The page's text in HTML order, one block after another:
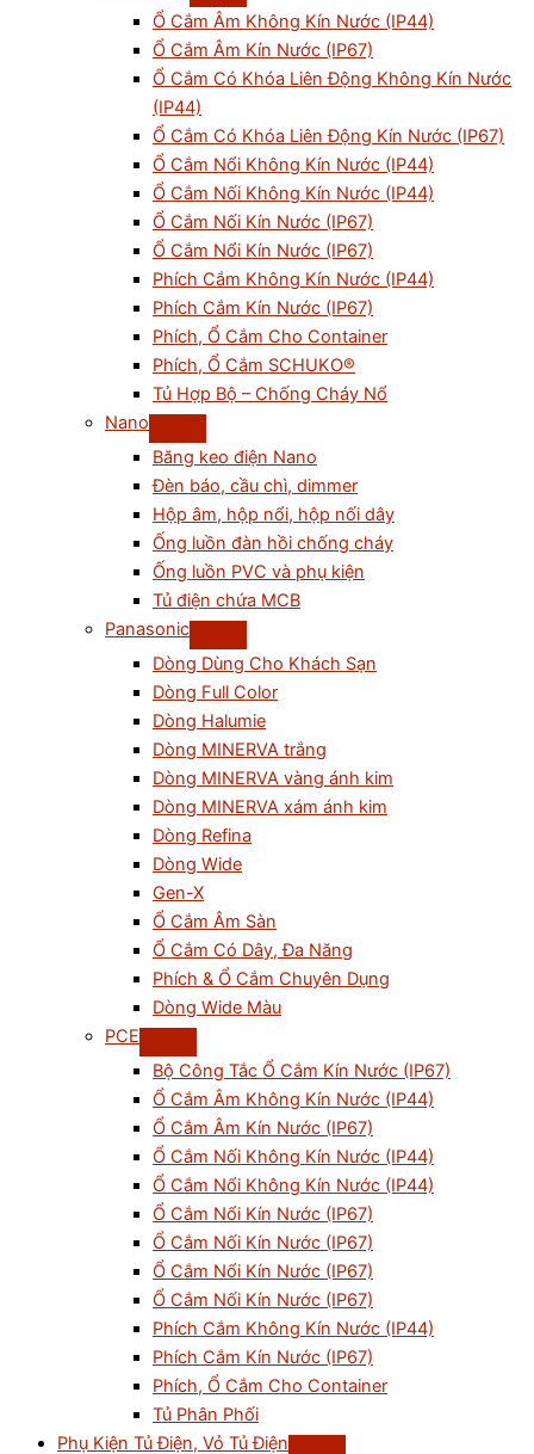
Ổ Cắm Âm Không Kín Nước (IP44)
Ổ Cắm Âm Kín Nước (IP67)
Ổ Cắm Có Khóa Liên Động Không Kín Nước
(IP44)
Ổ Cắm Có Khóa Liên Động Kín Nước (IP67)
Ổ Cắm Nổi Không Kín Nước (IP44)
Ổ Cắm Nối Không Kín Nước (IP44)
Ổ Cắm Nối Kín Nước (IP67)
Ổ Cắm Nổi Kín Nước (IP67)
Phích Cắm Không Kín Nước (IP44)
Phích Cắm Kín Nước (IP67)
Phích, Ổ Cắm Cho Container
Phích, Ổ Cắm SCHUKO®
Tủ Hợp Bộ – Chống Cháy Nổ
Nano
Băng keo điện Nano
Đèn báo, cầu chì, dimmer
Hộp âm, hộp nổi, hộp nối dây
Ống luồn đàn hồi chống cháy
Ống luồn PVC và phụ kiện
Tủ điện chứa MCB
Panasonic
Dòng Dùng Cho Khách Sạn
Dòng Full Color
Dòng Halumie
Dòng MINERVA trắng
Dòng MINERVA vàng ánh kim
Dòng MINERVA xám ánh kim
Dòng Refina
Dòng Wide
Gen-X
Ổ Cắm Âm Sàn
Ổ Cắm Có Dây, Đa Năng
Phích & Ổ Cắm Chuyên Dụng
Dòng Wide Màu
PCE
Bộ Công Tắc Ổ Cắm Kín Nước (IP67)
Ổ Cắm Âm Không Kín Nước (IP44)
Ổ Cắm Âm Kín Nước (IP67)
Ổ Cắm Nối Không Kín Nước (IP44)
Ổ Cắm Nổi Không Kín Nước (IP44)
Ổ Cắm Nổi Kín Nước (IP67)
Ổ Cắm Nối Kín Nước (IP67)
Ổ Cắm Nổi Kín Nước (IP67)
Ổ Cắm Nối Kín Nước (IP67)
Phích Cắm Không Kín Nước (IP44)
Phích Cắm Kín Nước (IP67)
Phích, Ổ Cắm Cho Container
Tủ Phân Phối
Phụ Kiện Tủ Điện, Vỏ Tủ Điện